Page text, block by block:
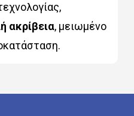
ακρίβεια, μειωμένο